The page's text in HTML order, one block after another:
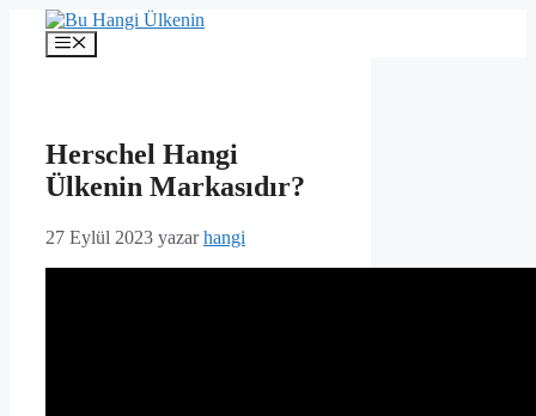
İçeriğe
Menü
Herschel Hangi
Ülkenin Markasıdır?
27 Eylül 2023 yazarhangi